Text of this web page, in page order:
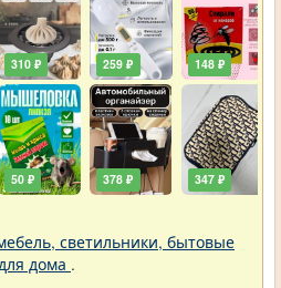
310 ₽
50 ₽
259 ₽
378 ₽
148 ₽
347 ₽
светильники, бытовые
дома .